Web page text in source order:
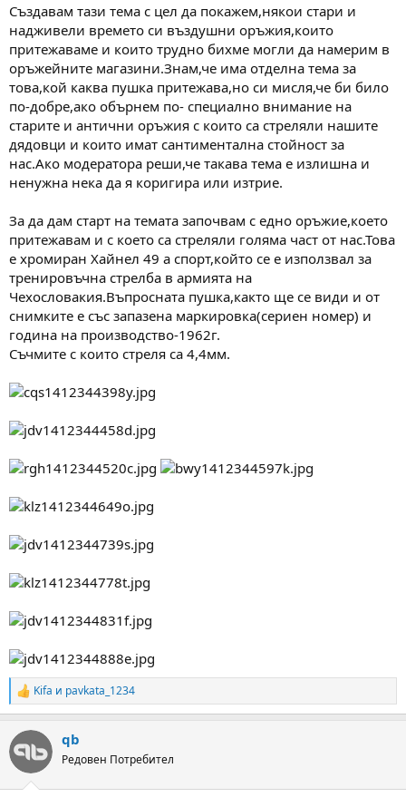
м
а
т
а
т
а
Създавам тази тема с цел да покажем,някои стари и
надживели времето си въздушни оръжия,които
притежаваме и които трудно бихме могли да намерим в
оръжейните магазини.Знам,че има отделна тема за
това,кой каква пушка притежава,но си мисля,че би било
по-добре,ако обърнем по- специално внимание на
старите и антични оръжия с които са стреляли нашите
дядовци и които имат сантиментална стойност за
нас.Ако модератора реши,че такава тема е излишна и
ненужна нека да я коригира или изтрие.
За да дам старт на темата започвам с едно оръжие,което
притежавам и с което са стреляли голяма част от нас.Това
е хромиран Хайнел 49 а спорт,който се е използвал за
тренировъчна стрелба в армията на
Чехословакия.Въпросната пушка,както ще се види и от
снимките е със запазена маркировка(сериен номер) и
година на производство-1962г.
Съчмите с които стреля са 4,4мм.
R
e
c
t
i
Kifa и pavkata_1234
qb
Редовен Потребител